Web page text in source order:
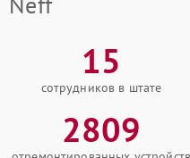
15
сотрудников в штате
2809